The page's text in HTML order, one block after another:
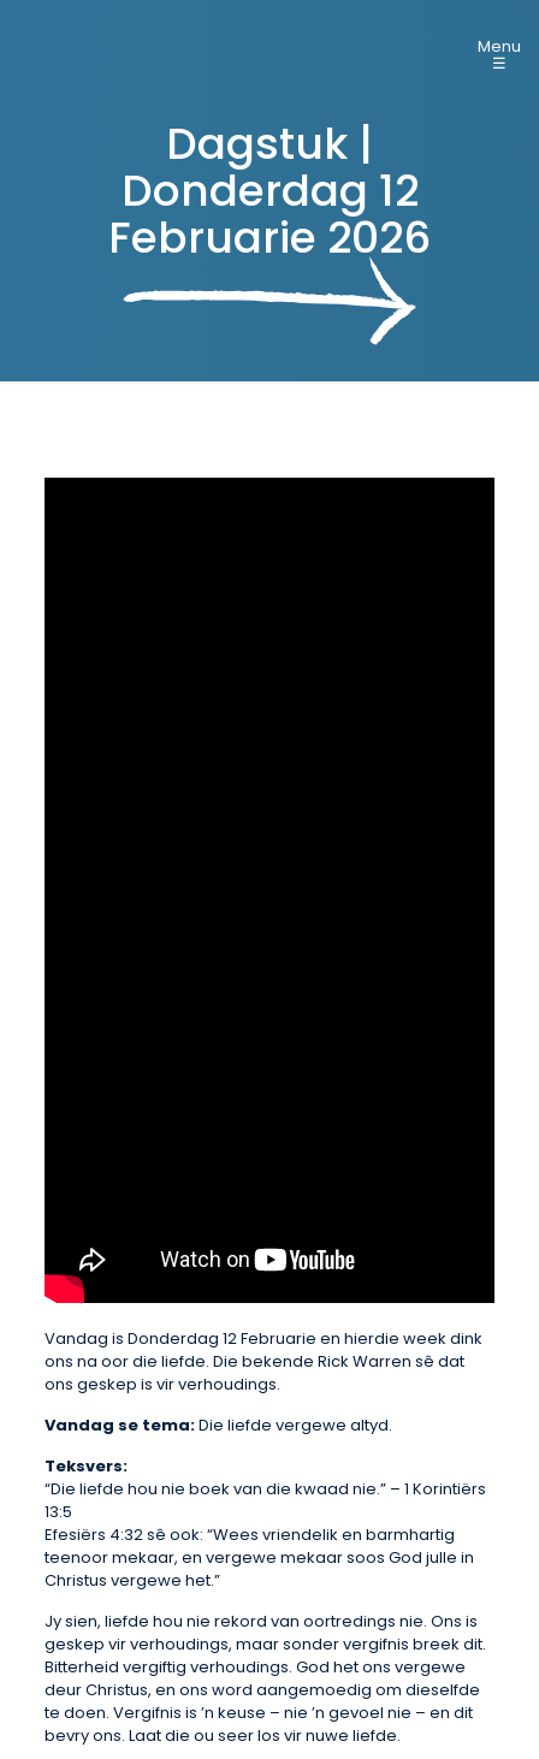
Menu
☰
Dagstuk |
Donderdag 12
Februarie 2026
Vandag is Donderdag 12 Februarie en hierdie week dink
ons na oor die liefde. Die bekende Rick Warren sê dat
ons geskep is vir verhoudings.
Vandag se tema:Die liefde vergewe altyd.
Teksvers:
“Die liefde hou nie boek van die kwaad nie.” – 1 Korintiërs
13:5
Efesiërs 4:32 sê ook: “Wees vriendelik en barmhartig
teenoor mekaar, en vergewe mekaar soos God julle in
Christus vergewe het.”
Jy sien, liefde hou nie rekord van oortredings nie. Ons is
geskep vir verhoudings, maar sonder vergifnis breek dit.
Bitterheid vergiftig verhoudings. God het ons vergewe
deur Christus, en ons word aangemoedig om dieselfde
te doen. Vergifnis is ’n keuse – nie ’n gevoel nie – en dit
bevry ons. Laat die ou seer los vir nuwe liefde.